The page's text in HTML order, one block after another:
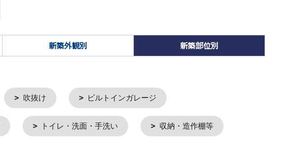
新築外観別
新築部位別
吹抜け ビルトインガレージ
トイレ・洗面・手洗い 収納・造作棚等